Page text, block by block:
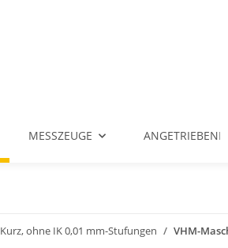
MESSZEUGE ANGETRIEBENE
Kurz, ohne IK 0,01 mm-Stufungen VHM-